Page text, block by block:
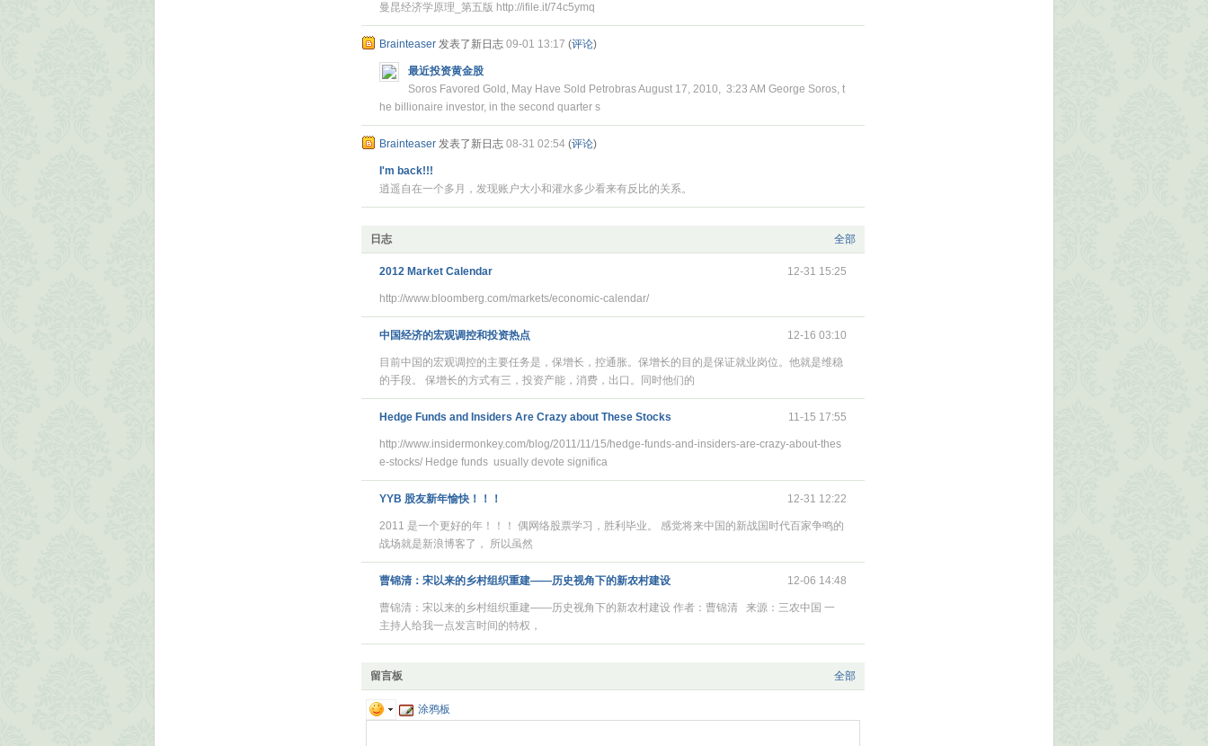
曼昆经济学原理_第五版 http://ifile.it/74c5ymq
Brainteaser 发表了新日志 09-01 13:17 (评论)
最近投资黄金股
Soros Favored Gold, May Have Sold Petrobras August 17, 2010, 3:23 AM George Soros, t
he billionaire investor, in the second quarter s
Brainteaser 发表了新日志 08-31 02:54 (评论)
I'm back!!!
逍遥自在一个多月，发现账户大小和灌水多少看来有反比的关系。
全部
日志
12-31 15:25
2012 Market Calendar
http://www.bloomberg.com/markets/economic-calendar/
12-16 03:10
中国经济的宏观调控和投资热点
目前中国的宏观调控的主要任务是，保增长，控通胀。保增长的目的是保证就业岗位。他就是维稳
的手段。 保增长的方式有三，投资产能，消费，出口。同时他们的
11-15 17:55
Hedge Funds and Insiders Are Crazy about These Stocks
http://www.insidermonkey.com/blog/2011/11/15/hedge-funds-and-insiders-are-crazy-about-thes
e-stocks/ Hedge funds usually devote significa
12-31 12:22
YYB 股友新年愉快！！！
2011 是一个更好的年！！！ 偶网络股票学习，胜利毕业。 感觉将来中国的新战国时代百家争鸣的
战场就是新浪博客了， 所以虽然
12-06 14:48
曹锦清：宋以来的乡村组织重建——历史视角下的新农村建设
曹锦清：宋以来的乡村组织重建——历史视角下的新农村建设 作者：曹锦清 来源：三农中国 一
主持人给我一点发言时间的特权，
全部
留言板
涂鸦板